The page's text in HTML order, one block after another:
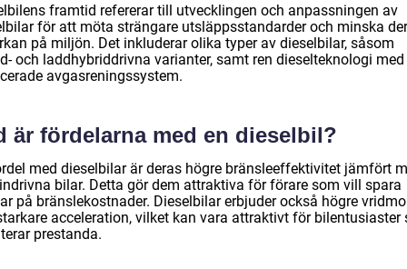
framtid refererar till utvecklingen och anpassningen av
för att möta strängare utsläppsstandarder och minska
på miljön. Det inkluderar olika typer av dieselbilar, såsom
och laddhybriddrivna varianter, samt ren dieselteknologi med
avgasreningssystem.
är fördelarna med en dieselbil?
med dieselbilar är deras högre bränsleeffektivitet jämfört
bilar. Detta gör dem attraktiva för förare som vill spara
på bränslekostnader. Dieselbilar erbjuder också högre
acceleration, vilket kan vara attraktivt för bilentusiaster
prestanda.